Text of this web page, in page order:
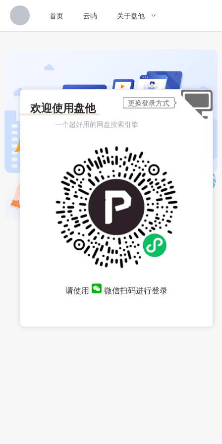
首页 云屿 关于盘他
欢迎使用盘他
一个超好用的网盘搜索引擎
请使用 微信扫码进行登录